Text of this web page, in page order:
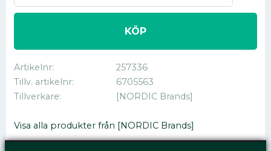
KÖP
Artikelnr
257336
Tillv. artikelnr
6705563
Tillverkare
[NORDIC Brands]
Visa alla produkter från [NORDIC Brands]